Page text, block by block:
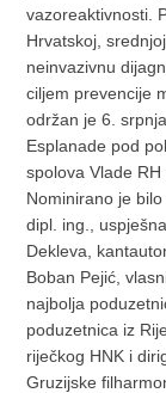
vazoreaktivnosti.
Hrvatskoj,
neinvazivnu
ciljem prevencije
održan je 6.
Esplanade pod
spolova Vlade
Nominirano je
dipl. ing.,
Dekleva,
Boban Pejić,
najbolja
poduzetnica iz
riječkog HNK i
Gruzijske